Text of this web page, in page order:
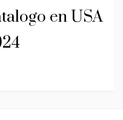
en USA